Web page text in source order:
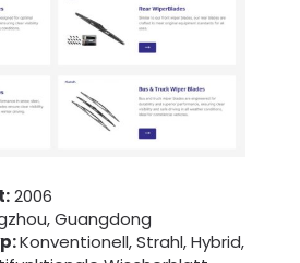
2006
Guangdong
Konventionell, Strahl, Hybrid,